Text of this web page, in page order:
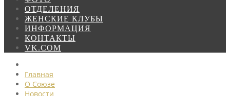
ОТДЕЛЕНИЯ
ЖЕНСКИЕ КЛУБЫ
ИНФОРМАЦИЯ
КОНТАКТЫ
VK.COM
Главная
О Союзе
Новости